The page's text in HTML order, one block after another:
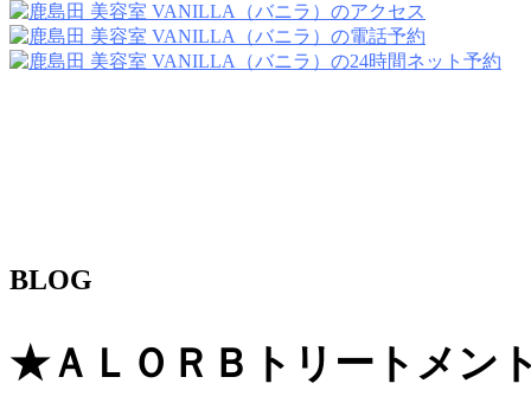
BLOG
★ＡＬＯＲＢトリートメン